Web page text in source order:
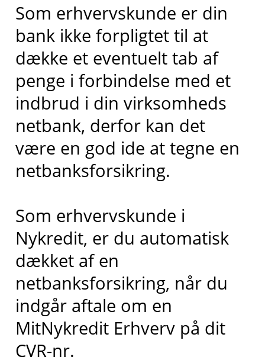
Som erhvervskunde er din
bank ikke forpligtet til at
dække et eventuelt tab af
penge i forbindelse med et
indbrud i din virksomheds
netbank, derfor kan det
være en god ide at tegne en
netbanksforsikring.
Som erhvervskunde i
Nykredit, er du automatisk
dækket af en
netbanksforsikring, når du
indgår aftale om en
MitNykredit Erhverv på dit
CVR-nr.